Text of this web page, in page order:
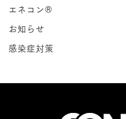
エネコン®︎
お知らせ
感染症対策